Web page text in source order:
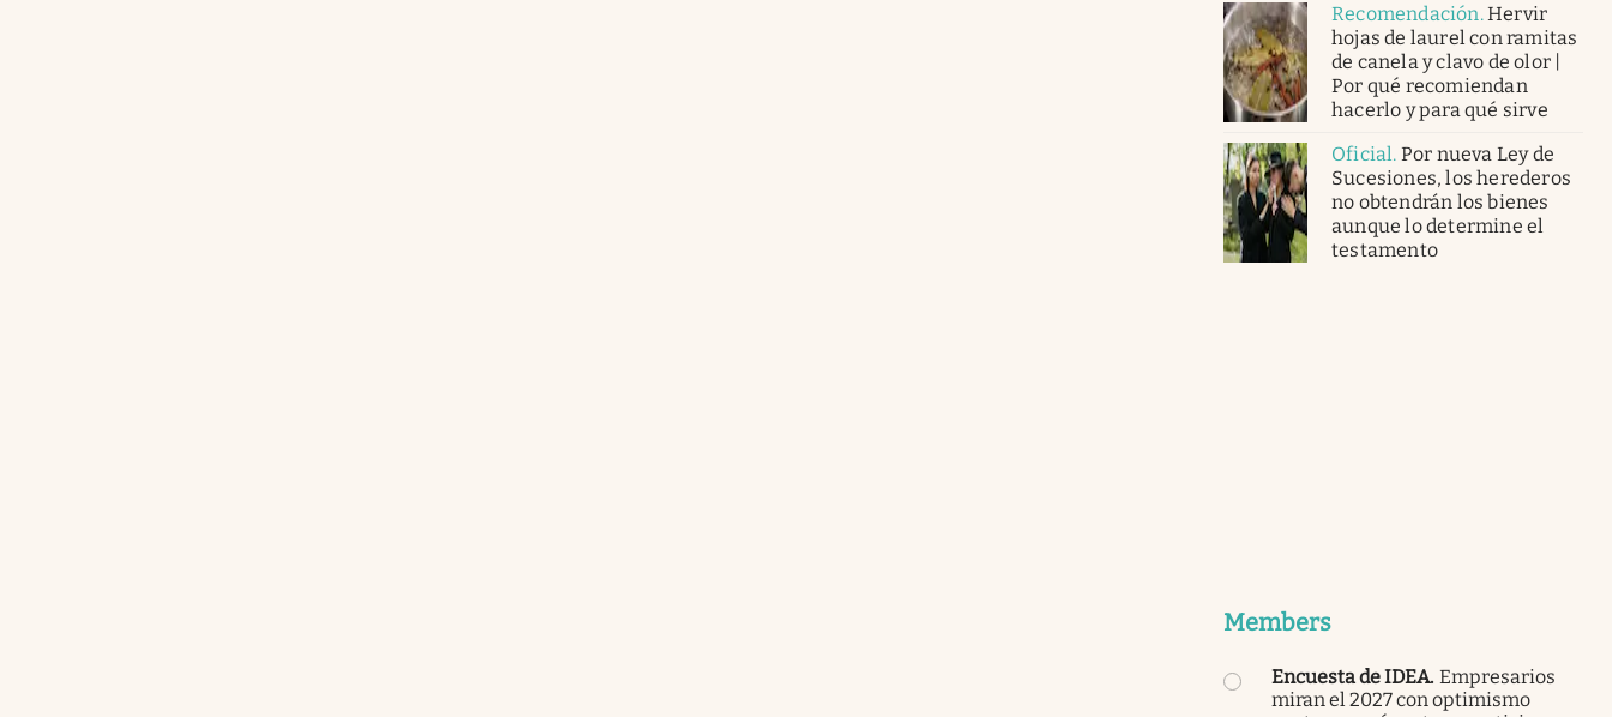
Recomendación.Hervir
hojas de laurel con ramitas
de canela y clavo de olor |
Por qué recomiendan
hacerlo y para qué sirve
Oficial. Por nueva Ley de
Sucesiones, los herederos
no obtendrán los bienes
aunque lo determine el
testamento
Members
Encuesta de IDEA. Empresarios
miran el 2027 con optimismo